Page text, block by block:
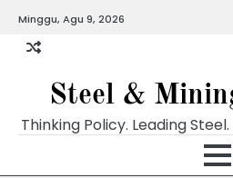
content
Minggu, Agu 9, 2026
Steel &
Thinking Policy. Leading